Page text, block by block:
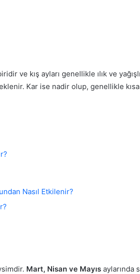
ve kış ayları genellikle ılık ve
Kar ise nadir olup, genellikle
Nasıl Etkilenir?
Mart, Nisan ve Mayıs aylarında